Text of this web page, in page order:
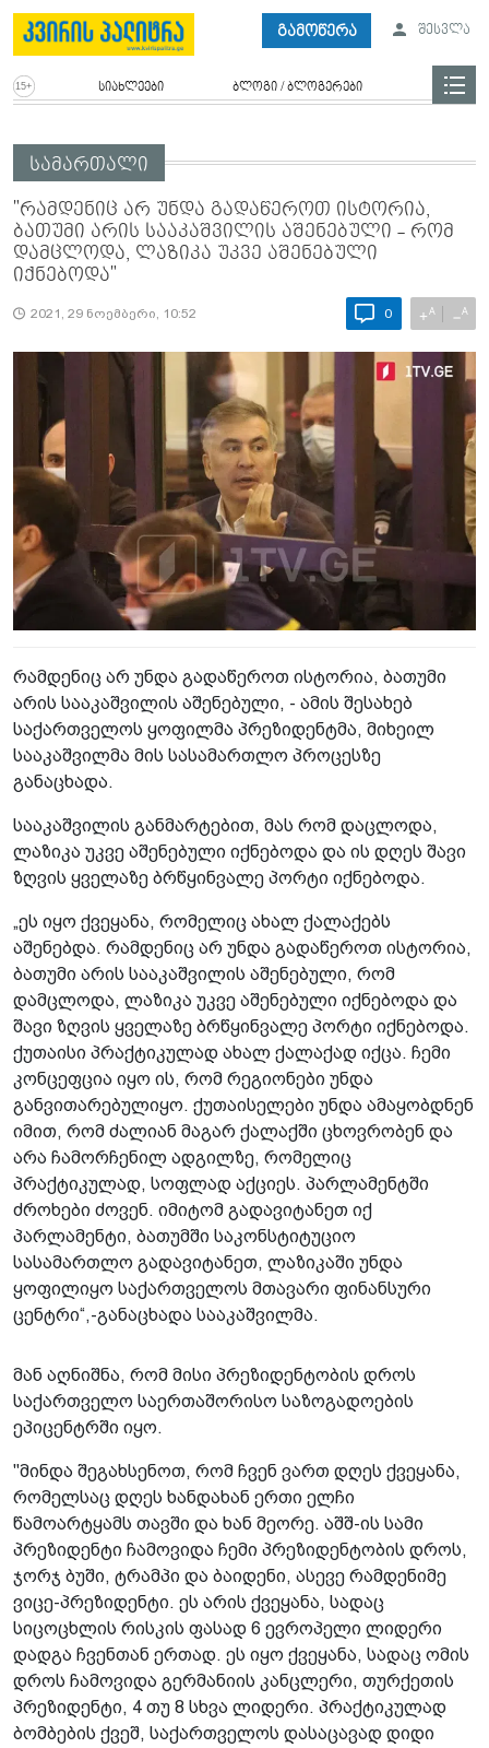
გამოწერა შესვლა
სიახლეები ბლოგი / ბლოგერები
სამართალი
"რამდენიც არ უნდა გადაწეროთ ისტორია,
ბათუმი არის სააკაშვილის აშენებული - რომ
დამცლოდა, ლაზიკა უკვე აშენებული
იქნებოდა"
2021, 29 ნოემბერი, 10:52 0 +A −A
რამდენიც არ უნდა გადაწეროთ ისტორია, ბათუმი
არის სააკაშვილის აშენებული, - ამის შესახებ
საქართველოს ყოფილმა პრეზიდენტმა, მიხეილ
სააკაშვილმა მის სასამართლო პროცესზე
განაცხადა.
სააკაშვილის განმარტებით, მას რომ დაცლოდა,
ლაზიკა უკვე აშენებული იქნებოდა და ის დღეს შავი
ზღვის ყველაზე ბრწყინვალე პორტი იქნებოდა.
„ეს იყო ქვეყანა, რომელიც ახალ ქალაქებს
აშენებდა. რამდენიც არ უნდა გადაწეროთ ისტორია,
ბათუმი არის სააკაშვილის აშენებული, რომ
დამცლოდა, ლაზიკა უკვე აშენებული იქნებოდა და
შავი ზღვის ყველაზე ბრწყინვალე პორტი იქნებოდა.
ქუთაისი პრაქტიკულად ახალ ქალაქად იქცა. ჩემი
კონცეფცია იყო ის, რომ რეგიონები უნდა
განვითარებულიყო. ქუთაისელები უნდა ამაყობდნენ
იმით, რომ ძალიან მაგარ ქალაქში ცხოვრობენ და
არა ჩამორჩენილ ადგილზე, რომელიც
პრაქტიკულად, სოფლად აქციეს. პარლამენტში
ძროხები ძოვენ. იმიტომ გადავიტანეთ იქ
პარლამენტი, ბათუმში საკონსტიტუციო
სასამართლო გადავიტანეთ, ლაზიკაში უნდა
ყოფილიყო საქართველოს მთავარი ფინანსური
ცენტრი“,-განაცხადა სააკაშვილმა.
მან აღნიშნა, რომ მისი პრეზიდენტობის დროს
საქართველო საერთაშორისო საზოგადოების
ეპიცენტრში იყო.
"მინდა შეგახსენოთ, რომ ჩვენ ვართ დღეს ქვეყანა,
რომელსაც დღეს ხანდახან ერთი ელჩი
წამოარტყამს თავში და ხან მეორე. აშშ-ის სამი
პრეზიდენტი ჩამოვიდა ჩემი პრეზიდენტობის დროს,
ჯორჯ ბუში, ტრამპი და ბაიდენი, ასევე რამდენიმე
ვიცე-პრეზიდენტი. ეს არის ქვეყანა, სადაც
სიცოცხლის რისკის ფასად 6 ევროპელი ლიდერი
დადგა ჩვენთან ერთად. ეს იყო ქვეყანა, სადაც ომის
დროს ჩამოვიდა გერმანიის კანცლერი, თურქეთის
პრეზიდენტი, 4 თუ 8 სხვა ლიდერი. პრაქტიკულად
ბომბების ქვეშ, საქართველოს დასაცავად დიდი